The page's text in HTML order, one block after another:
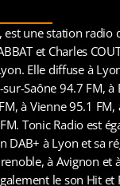
est une station radio
et Charles
Elle diffuse à
Saône 94.7 FM,
à Vienne 95.1
Tonic Radio est
DAB+ à Lyon et sa
à Avignon et
le son Hit et